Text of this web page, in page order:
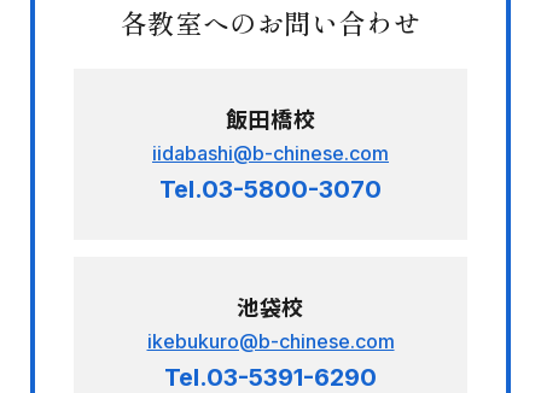
各教室へのお問い合わせ
飯田橋校
iidabashi@b-chinese.com
Tel.03-5800-3070
池袋校
ikebukuro@b-chinese.com
Tel.03-5391-6290